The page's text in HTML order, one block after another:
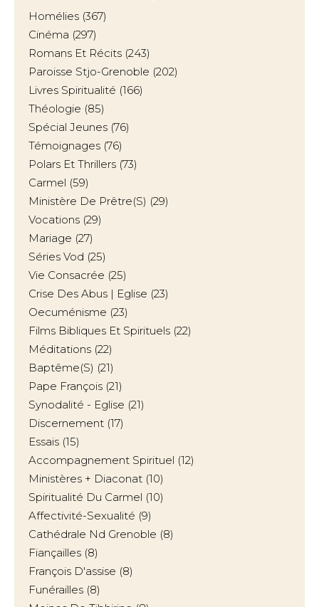
Homélies (367)
Cinéma (297)
Romans Et Récits (243)
Paroisse Stjo-Grenoble (202)
Livres Spiritualité (166)
Théologie (85)
Spécial Jeunes (76)
Témoignages (76)
Polars Et Thrillers (73)
Carmel (59)
Ministère De Prêtre(s) (29)
Vocations (29)
Mariage (27)
Séries Vod (25)
Vie Consacrée (25)
Crise Des Abus | Eglise (23)
Oecuménisme (23)
Films Bibliques Et Spirituels (22)
Méditations (22)
Baptême(s) (21)
Pape François (21)
Synodalité - Eglise (21)
Discernement (17)
Essais (15)
Accompagnement Spirituel (12)
Ministères + Diaconat (10)
Spiritualité Du Carmel (10)
Affectivité-Sexualité (9)
Cathédrale Nd Grenoble (8)
Fiançailles (8)
François D'assise (8)
Funérailles (8)